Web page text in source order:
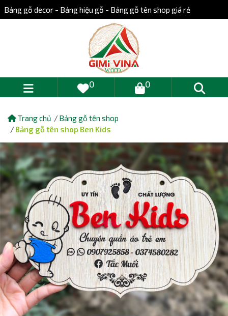
Trang chủ
Bảng gỗ tên shop
Bảng gỗ tên shop Ben Kids
Bảng gỗ decor - Bảng hiệu gỗ - Bảng gỗ tên shop giá rẻ
0 0